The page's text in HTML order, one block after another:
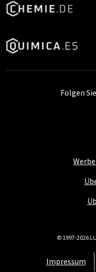
Impressum
Folgen
© 1997-2026